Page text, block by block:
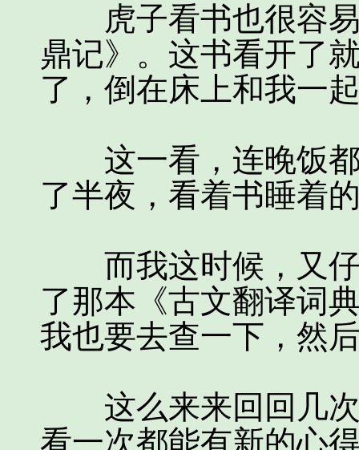
虎子看书也很容易
鼎记》。这书看开了
了，倒在床上和我一
这一看，连晚饭都
了半夜，看着书睡着
而我这时候，又仔
了那本《古文翻译词
我也要去查一下，然
这么来来回回几次
看一次都能有新的心